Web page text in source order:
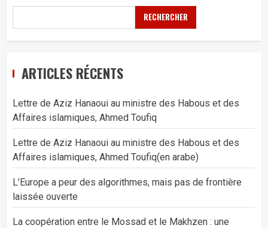
RECHERCHER
ARTICLES RÉCENTS
Lettre de Aziz Hanaoui au ministre des Habous et des
Affaires islamiques, Ahmed Toufiq
Lettre de Aziz Hanaoui au ministre des Habous et des
Affaires islamiques, Ahmed Toufiq(en arabe)
L’Europe a peur des algorithmes, mais pas de frontière
laissée ouverte
La coopération entre le Mossad et le Makhzen : une